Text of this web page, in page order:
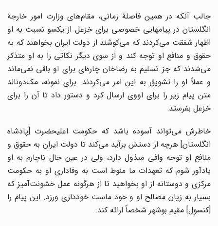
جالب آنکه در همین فاصلة زمانی، مقام‌های وزارت امور خارجة
انگلستان در پیامهایی خصوصی برای خزعل از یکسو نسبت به او
اظهار شفقت می‌کردند که می‌کوشند از دولت ایران بخواهند که به
حقوق و منافع او توجه کند و از سوی دیگر نکاتی را به او متذکر
می‌شدند که جز تسلیم به رضاخان چاره‌ای برای او باقی نمی‌ماند
و عملاً او را تشویق به این امر می‌کردند. برای نمونه، مک‌دونالد
متن پیام زیر را برای اووی ارسال کرد و دستور داد تا آن را برای
خزعل بفرستد:
خاطرش می‌تواند آسوده باشد که حکومت اعلیحضرت [پادشاه
انگلستان] هرچه از دستش برآید می‌کند تا دولت ایران به حقوق و
منافع او توجه وافی مبذول دارد، ولی در عین حال ناچارم به او
یادآور شوم که تعهدات ما منوط است به وفاداری او به حکومت
مرکزی و دوستانه از او بخواهید تا از هرگونه عمل خشونت‌آمیز که
بسیار به زیان مصالح او و خود ماست خودداری ورزد. این پیام را
[کنسول] مقیم بوشهر شخصاً ارائه کند.